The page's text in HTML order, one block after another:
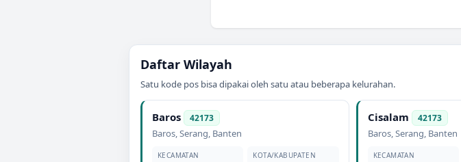
Daftar Wilayah
Satu kode pos bisa dipakai oleh satu atau beberapa kelurahan.
Baros 42173
Baros,Serang, Banten
KECAMATAN KOTA/KABUPATEN
Cisalam 42173
Baros,Serang, Banten
KECAMATAN